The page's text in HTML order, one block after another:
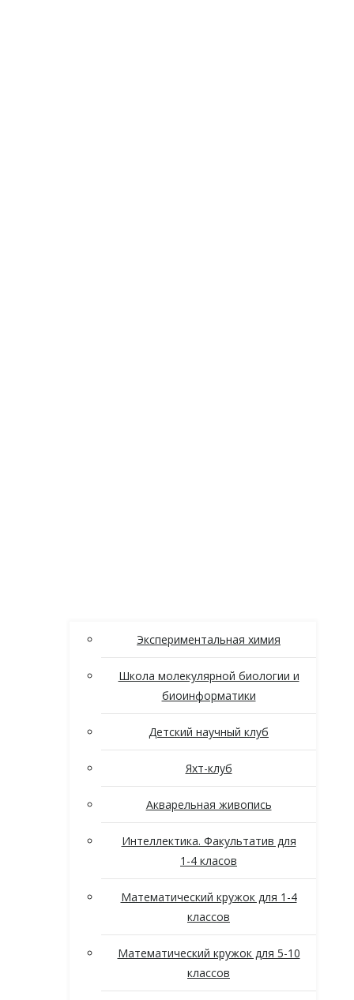
Экспериментальная химия
Школа молекулярной биологии и
биоинформатики
Детский научный клуб
Яхт-клуб
Акварельная живопись
Интеллектика. Факультатив для
1-4 класов
Математический кружок для 1-4
классов
Математический кружок для 5-10
классов